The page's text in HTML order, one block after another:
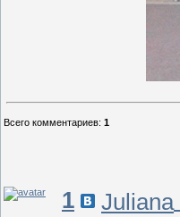
Всего комментариев: 1
1 Juliana